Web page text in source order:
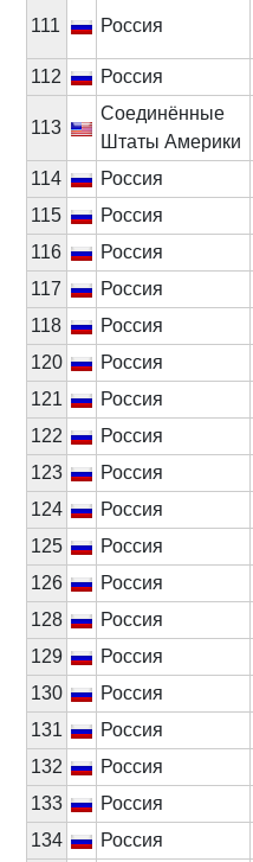
111 Россия
112
Россия
113
Соединённые
Штаты Америки
114 Россия
115
Россия
116
Россия
117
Россия
118
Россия
120
Россия
121
Россия
122
Россия
123
Россия
124
Россия
125
Россия
126
Россия
128
Россия
129
Россия
130
Россия
131
Россия
132
Россия
133
Россия
134
Россия